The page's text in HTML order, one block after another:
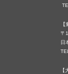
〒
日
【